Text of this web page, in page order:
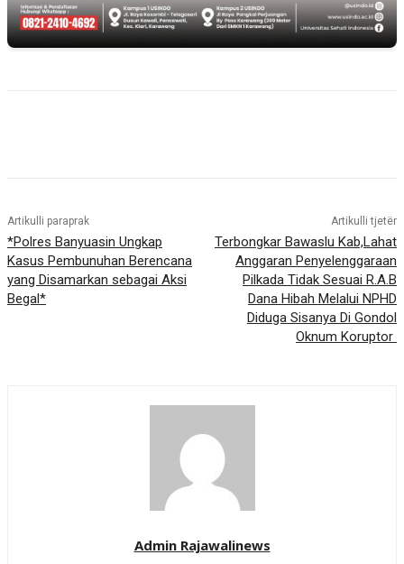
Artikulli paraprak
*Polres Banyuasin Ungkap
Kasus Pembunuhan Berencana
yang Disamarkan sebagai Aksi
Begal*
Artikulli tjetër
Terbongkar Bawaslu Kab,Lahat
Anggaran Penyelenggaraan
Pilkada Tidak Sesuai R.A.B
Dana Hibah Melalui NPHD
Diduga Sisanya Di Gondol
Oknum Koruptor
Admin Rajawalinews